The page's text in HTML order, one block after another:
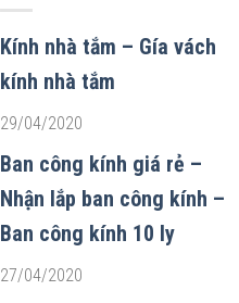
Kính nhà tắm – Gía vách
kính nhà tắm
29/04/2020
Ban công kính giá rẻ –
Nhận lắp ban công kính –
Ban công kính 10 ly
27/04/2020